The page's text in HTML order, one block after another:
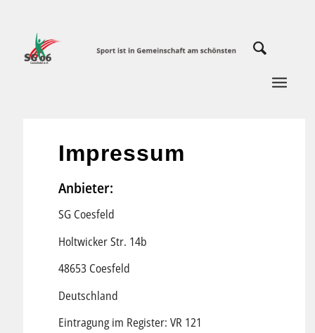
Impressum
Anbieter:
SG Coesfeld
Holtwicker Str. 14b
48653 Coesfeld
Deutschland
Eintragung im Register: VR 121